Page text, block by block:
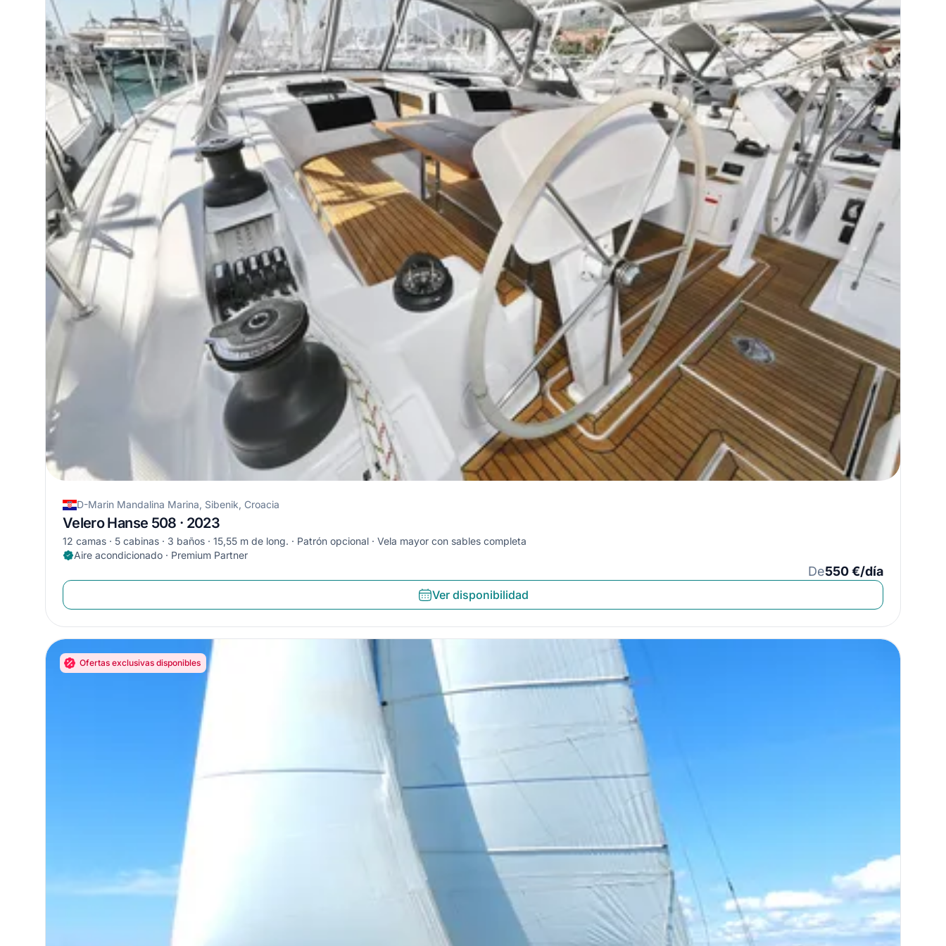
D-Marin Mandalina Marina, Sibenik, Croacia
Velero Hanse 508 · 2023
12 camas 5 cabinas 3 baños 15,55 m de long. Patrón opcional
Vela mayor con sables completa
Aire acondicionado · Premium Partner
De550 €/día
Ver disponibilidad
Ofertas exclusivas disponibles
Suscribirse
Nos importa la protección de sus datos personales. Lea nuestra
Política de privacidad.Se aplican términos y condiciones para el
vale.